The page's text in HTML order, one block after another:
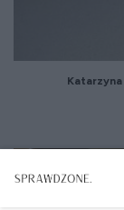
Katarzyna